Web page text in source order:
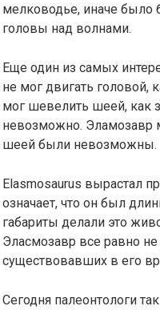
мелководье, иначе было
головы над волнами.
Еще один из самых
не мог двигать головой,
мог шевелить шеей, как
невозможно. Эламозавр
шеей были невозможны.
Elasmosaurus вырастал
означает, что он был
габариты делали это
Эласмозавр все равно
существовавших в его
Сегодня палеонтологи